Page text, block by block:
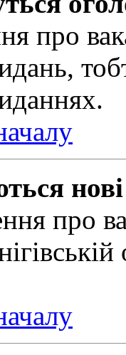
про
про